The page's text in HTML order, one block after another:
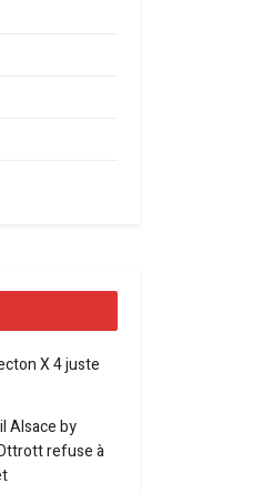
X 4 juste
Alsace by
refuse à